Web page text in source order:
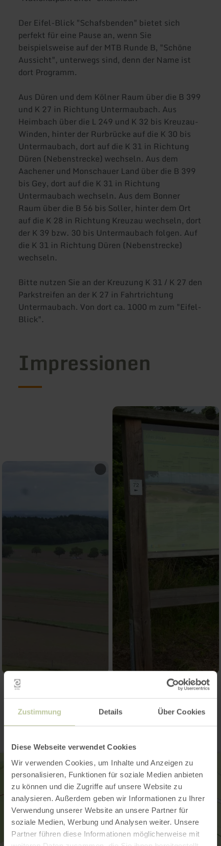
Zustimmung Details Über Cookies
Diese Webseite verwendet Cookies
Wir verwenden Cookies, um Inhalte und Anzeigen zu
personalisieren, Funktionen für soziale Medien anbieten
zu können und die Zugriffe auf unsere Website zu
analysieren. Außerdem geben wir Informationen zu Ihrer
Verwendung unserer Website an unsere Partner für
soziale Medien, Werbung und Analysen weiter. Unsere
Partner führen diese Informationen möglicherweise mit
Der Eifel-Blick "Schafsbenden" bietet sich
perfekt für eine Pause an, wenn Sie
beispielsweise auf der MTB Runde B, "Schöne
Aussicht", unterwegs sind, denn der Name ist
dort Programm.
Aus Düren und dem Kölner Raum über die B 399
und K 27 in Richtung Untermaubach. Aus
Heimbach über die L 249 und K 32 bis Kreuzau-
Winden, hinter der Rurbrücke auf die K 30 bis
Untermaubach, dort auf die K 31 in Richtung
Düren (Nebenstrecke) wechseln. Aus dem
Aachener und Monschauer Land über die B 399
bis Gey, dort auf die K 31 in Richtung
Untermaubach wechseln. Aus dem Bonner
Raum über die B 56 bis Soller, hinter dem Ort
auf die K 28 in Richtung Kreuzau wechseln, dort
der K 39 bzw. 30 bis Untermaubach folgen. Auf
die K 31 in Richtung Düren (Nebenstrecke)
wechseln.
Bitte nutzen Sie an der Kreuzung K 31 / K 27 den
Parkstreifen an der K 27 in Fahrtrichtung
Untermaubach. Von dort ca. 1000 m zum "Eifel-
Blick".
Impressionen
Kontakt